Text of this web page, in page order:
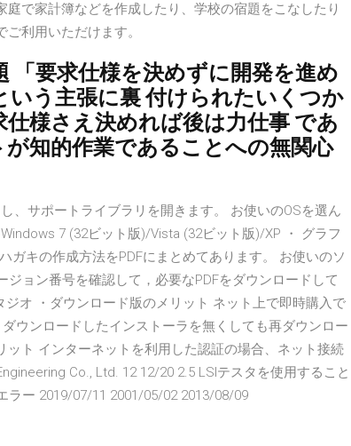
で家計簿などを作成したり、学校の宿題をこなしたり
利用いただけます。
「要求仕様を決めずに開発を進め
う主張に裏 付けられたいくつか
様さえ決めれば後は力仕事 であ
知的作業であることへの無関心
、サポートライブラリを開きます。 お使いのOSを選ん
7 (32ビット版)/Vista (32ビット版)/XP ・ グラフ
ガキの作成方法をPDFにまとめてあります。 お使いのソ
ョン番号を確認して，必要なPDFをダウンロードして
オ ・ダウンロード版のメリット ネット上で即時購入で
ウンロードしたインストーラを無くしても再ダウンロー
ット インターネットを利用した認証の場合、ネット接続
Co., Ltd. 12 12/20 2.5 LSIテスタを使用すること
ラー 2019/07/11 2001/05/02 2013/08/09